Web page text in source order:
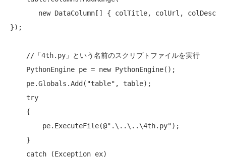
new DataColumn[] { colTitle, colUrl, colDesc
});
//「4th.py」という名前のスクリプトファイルを実行
    PythonEngine pe =
new PythonEngine();
    pe.Globals.Add(
"table" , table);
try
        pe.ExecuteFile(
@".\..\..\4th.py");
catch (Exception ex)